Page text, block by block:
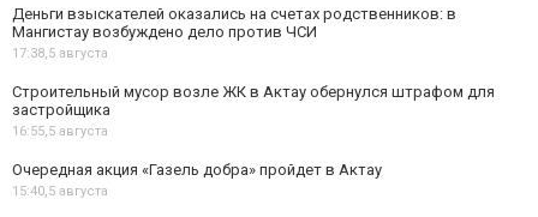
Деньги взыскателей оказались на счетах родственников: в
Мангистау возбуждено дело против ЧСИ
17:38,5 августа
Строительный мусор возле ЖК в Актау обернулся штрафом для
застройщика
16:55,5 августа
Очередная акция «Газель добра» пройдет в Актау
15:40,5 августа